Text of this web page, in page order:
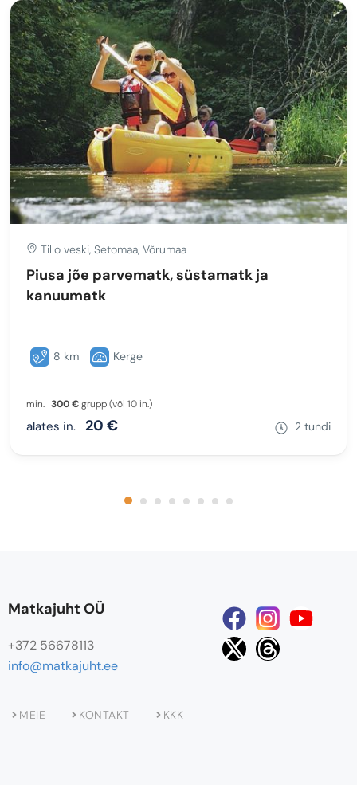
Tillo veski, Setomaa, Võrumaa
Piusa jõe parvematk, süstamatk ja
kanuumatk
8 km Kerge
min. 300 €grupp (või 10 in.)
alates in. 20 € 2 tundi
Matkajuht OÜ
+372 56678113
info@matkajuht.ee
MEIE KONTAKT KKK